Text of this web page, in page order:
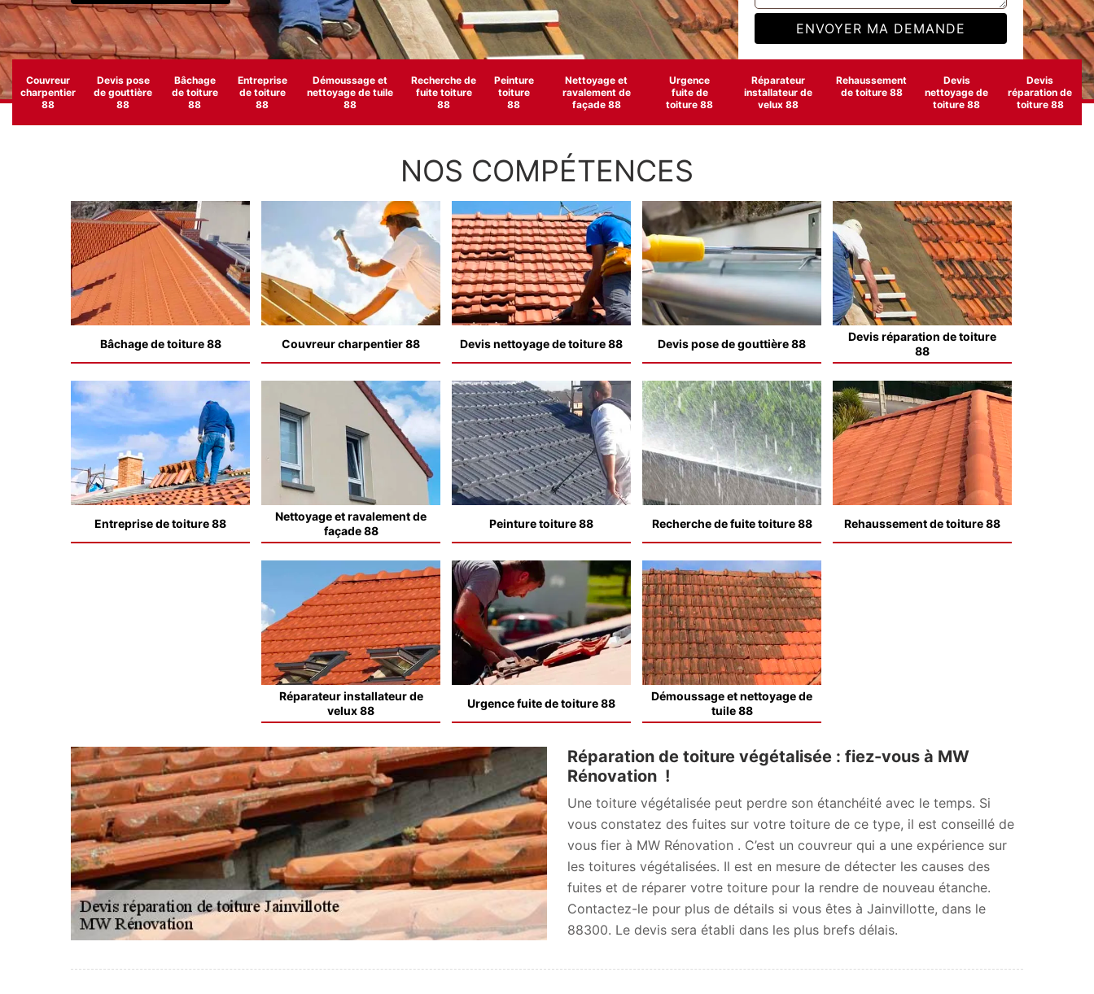
Couvreur
charpentier
88
Devis pose
de gouttière
88
Bâchage
de toiture
88
Entreprise
de toiture
88
Démoussage et
nettoyage de tuile
88
Recherche de
fuite toiture
88
Peinture
toiture
88
Nettoyage et
ravalement de
façade 88
Urgence
fuite de
toiture 88
Réparateur
installateur de
velux 88
Rehaussement
de toiture 88
Devis
nettoyage de
toiture 88
Devis
réparation de
toiture 88
NOS COMPÉTENCES
Bâchage de toiture 88 Couvreur charpentier 88 Devis nettoyage de toiture 88 Devis pose de gouttière 88
Devis réparation de toiture
88
Entreprise de toiture 88
Nettoyage et ravalement de
façade 88
Peinture toiture 88 Recherche de fuite toiture 88 Rehaussement de toiture 88
Réparateur installateur de
velux 88
Urgence fuite de toiture 88
Démoussage et nettoyage de
tuile 88
Réparation de toiture végétalisée : fiez-vous à MW
Rénovation !
Une toiture végétalisée peut perdre son étanchéité avec le temps. Si
vous constatez des fuites sur votre toiture de ce type, il est conseillé de
vous fier à MW Rénovation . C’est un couvreur qui a une expérience sur
les toitures végétalisées. Il est en mesure de détecter les causes des
fuites et de réparer votre toiture pour la rendre de nouveau étanche.
Contactez-le pour plus de détails si vous êtes à Jainvillotte, dans le
88300. Le devis sera établi dans les plus brefs délais.